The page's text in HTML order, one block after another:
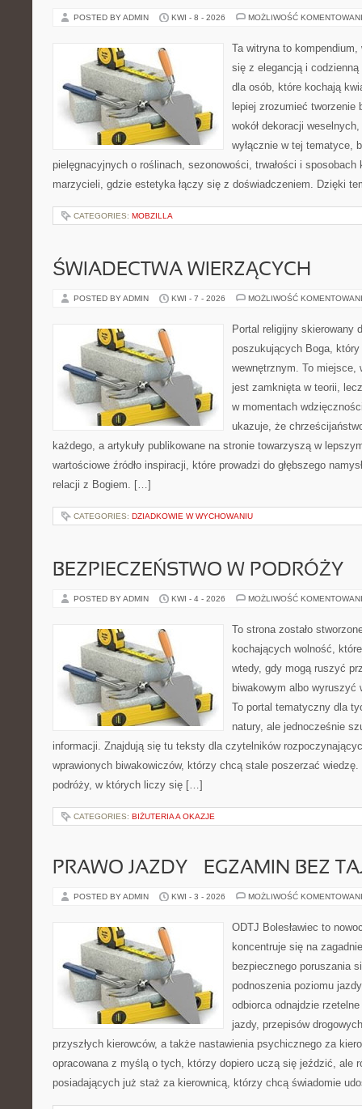
POSTED BY ADMIN KWI - 8 - 2026 MOŻLIWOŚĆ
Ta witryna to
się z elegancją i
dla osób, które kochają
lepiej zrozumieć tworzenie
wokół dekoracji
wyłącznie w tej tematyce,
pielęgnacyjnych o roślinach, sezonowości, trwałości i sposobach
marzycieli, gdzie estetyka łączy się z doświadczeniem. Dzięki
CATEGORIES: MOBZILLA
ŚWIADECTWA WIERZĄCYCH
POSTED BY ADMIN KWI - 7 - 2026 MOŻLIWOŚĆ
Portal religijny skierowany
poszukujących Boga,
wewnętrznym. To miejsce,
jest zamknięta w teorii,
w momentach
ukazuje, że
każdego, a artykuły publikowane na stronie towarzyszą w
wartościowe źródło inspiracji, które prowadzi do głębszego
relacji z Bogiem. […]
CATEGORIES: DZIADKOWIE W WYCHOWANIU
BEZPIECZEŃSTWO W PODRÓŻY
POSTED BY ADMIN KWI - 4 - 2026 MOŻLIWOŚĆ
To strona zostało
kochających wolność,
wtedy, gdy mogą ruszyć
biwakowym albo wyruszyć
To portal tematyczny dla
natury, ale jednocześnie
informacji. Znajdują się tu teksty dla czytelników
wprawionych biwakowiczów, którzy chcą stale poszerzać wiedzę.
podróży, w których liczy się […]
CATEGORIES: BIŻUTERIA A OKAZJE
PRAWO JAZDY – EGZAMIN BEZ
POSTED BY ADMIN KWI - 3 - 2026 MOŻLIWOŚĆ
ODTJ Bolesławiec to
koncentruje się na
bezpiecznego poruszania
podnoszenia poziomu
odbiorca odnajdzie
jazdy, przepisów
przyszłych kierowców, a także nastawienia psychicznego za
opracowana z myślą o tych, którzy dopiero uczą się jeździć, ale
posiadających już staż za kierownicą, którzy chcą świadomie